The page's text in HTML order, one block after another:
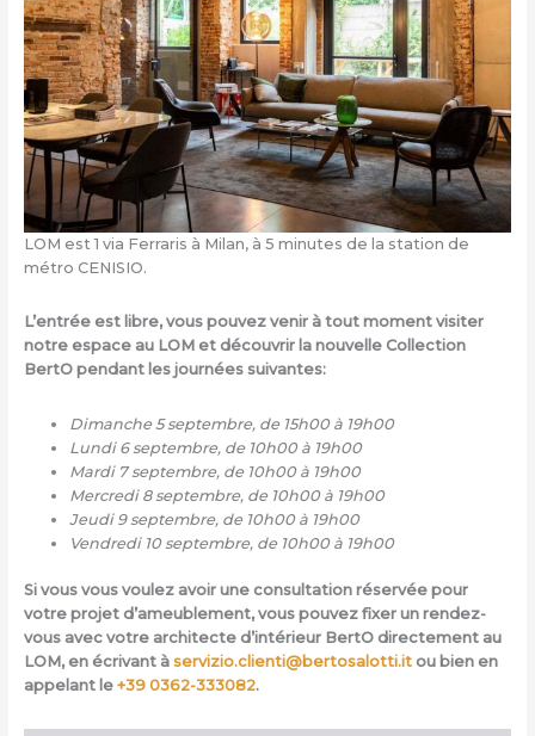
LOM est 1 via Ferraris à Milan, à 5 minutes de la station de
métro CENISIO.
L’entrée est libre, vous pouvez venir à tout moment visiter
notre espace au LOM et découvrir la nouvelle Collection
BertO pendant les journées suivantes:
Dimanche 5 septembre, de 15h00 à 19h00
Lundi 6 septembre, de 10h00 à 19h00
Mardi 7 septembre, de 10h00 à 19h00
Mercredi 8 septembre, de 10h00 à 19h00
Jeudi 9 septembre, de 10h00 à 19h00
Vendredi 10 septembre, de 10h00 à 19h00
Si vous vous voulez avoir une consultation réservée pour
votre projet d’ameublement, vous pouvez fixer un rendez-
vous avec votre architecte d’intérieur BertO directement au
LOM, en écrivant à servizio.clienti@bertosalotti.itou bien en
appelant le+39 0362-333082.